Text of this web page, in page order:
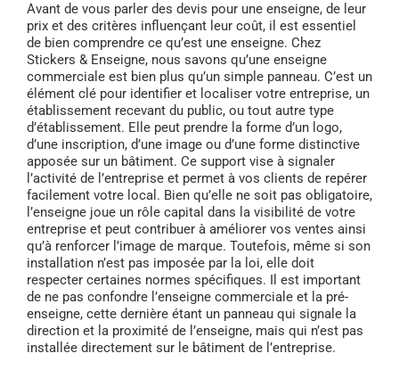
Avant de vous parler des devis pour une enseigne, de leur
prix et des critères influençant leur coût, il est essentiel
de bien comprendre ce qu’est une enseigne. Chez
Stickers & Enseigne, nous savons qu’une enseigne
commerciale est bien plus qu’un simple panneau. C’est un
élément clé pour identifier et localiser votre entreprise, un
établissement recevant du public, ou tout autre type
d’établissement. Elle peut prendre la forme d’un logo,
d’une inscription, d’une image ou d’une forme distinctive
apposée sur un bâtiment. Ce support vise à signaler
l’activité de l’entreprise et permet à vos clients de repérer
facilement votre local. Bien qu’elle ne soit pas obligatoire,
l’enseigne joue un rôle capital dans la visibilité de votre
entreprise et peut contribuer à améliorer vos ventes ainsi
qu’à renforcer l’image de marque. Toutefois, même si son
installation n’est pas imposée par la loi, elle doit
respecter certaines normes spécifiques. Il est important
de ne pas confondre l’enseigne commerciale et la pré-
enseigne, cette dernière étant un panneau qui signale la
direction et la proximité de l’enseigne, mais qui n’est pas
installée directement sur le bâtiment de l’entreprise.